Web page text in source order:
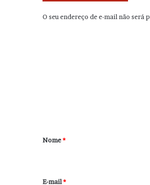
O seu endereço de e-mail não será
r
*
Nome*
E-mail*